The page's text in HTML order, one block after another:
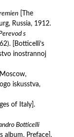
[The
Russia, 1912.
s
[Botticelli’s
inostrannoj
iskusstva,
of Italy].
Botticelli
album. Preface].